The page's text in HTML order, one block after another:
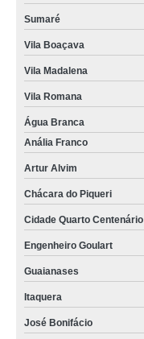
Sumaré
Vila Boaçava
Vila Madalena
Vila Romana
Água Branca
Anália Franco
Artur Alvim
Chácara do Piqueri
Cidade Quarto Centenário
Engenheiro Goulart
Guaianases
Itaquera
José Bonifácio